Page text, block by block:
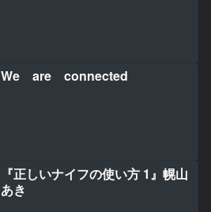
We are connected
『正しいナイフの使い方 1』幌山
あき